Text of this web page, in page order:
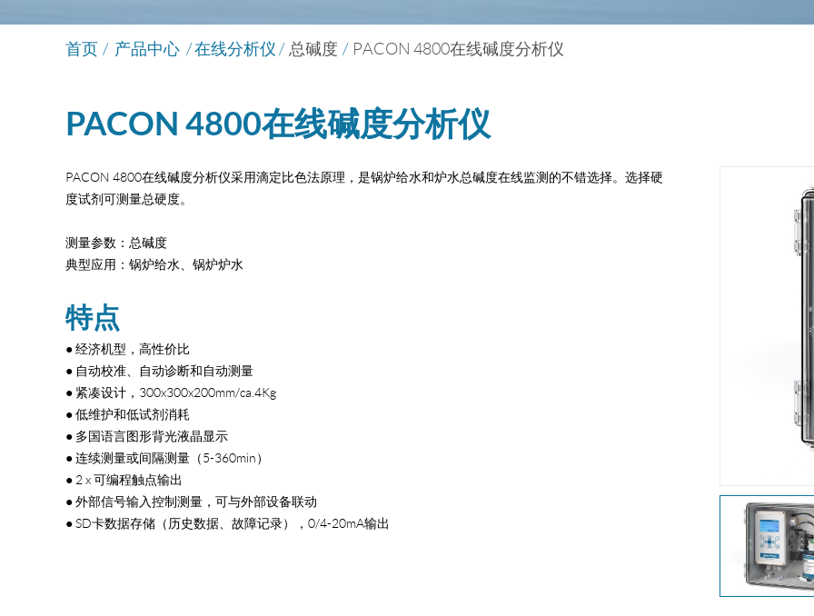
首页 / 产品中心 / 在线分析仪 / 总碱度 / PACON 4800在线碱度分析仪
PACON 4800在线碱度分析仪
PACON 4800在线碱度分析仪采用滴定比色法原理，是锅炉给水和炉水总碱度在线监测的不错选择。选择硬
度试剂可测量总硬度。
测量参数：总碱度
典型应用： 锅炉给水、锅炉炉水
特点
● 经济机型，高性价比
● 自动校准、自动诊断和自动测量
● 紧凑设计，300x300x200mm/ca.4Kg
● 低维护和低试剂消耗
● 多国语言图形背光液晶显示
● 连续测量或间隔测量（5-360min）
● 2 x 可编程触点输出
● 外部信号输入控制测量，可与外部设备联动
● SD卡数据存储（历史数据、故障记录），0/4-20mA输出